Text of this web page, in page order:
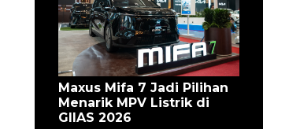
Maxus Mifa 7 Jadi Pilihan
Menarik MPV Listrik di
GIIAS 2026